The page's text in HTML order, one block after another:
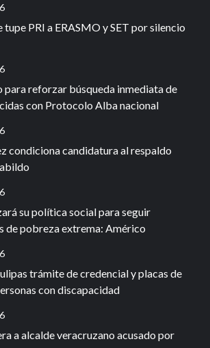
tupe PRI a ERASMO y SET por silencio
para reforzar búsqueda inmediata de
con Protocolo Alba nacional
condiciona candidatura al respaldo
su política social para seguir
de pobreza extrema: Américo
trámite de credencial y placas de
con discapacidad
a alcalde veracruzano acusado por